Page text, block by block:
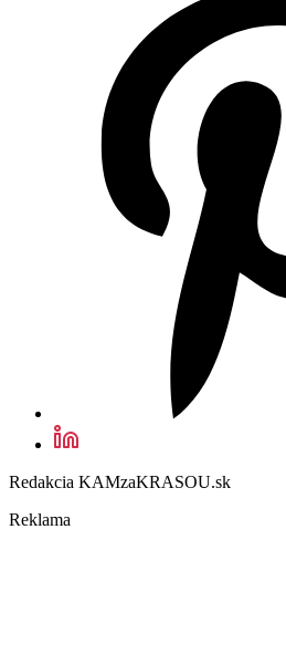
Redakcia KAMzaKRASOU.sk
Reklama